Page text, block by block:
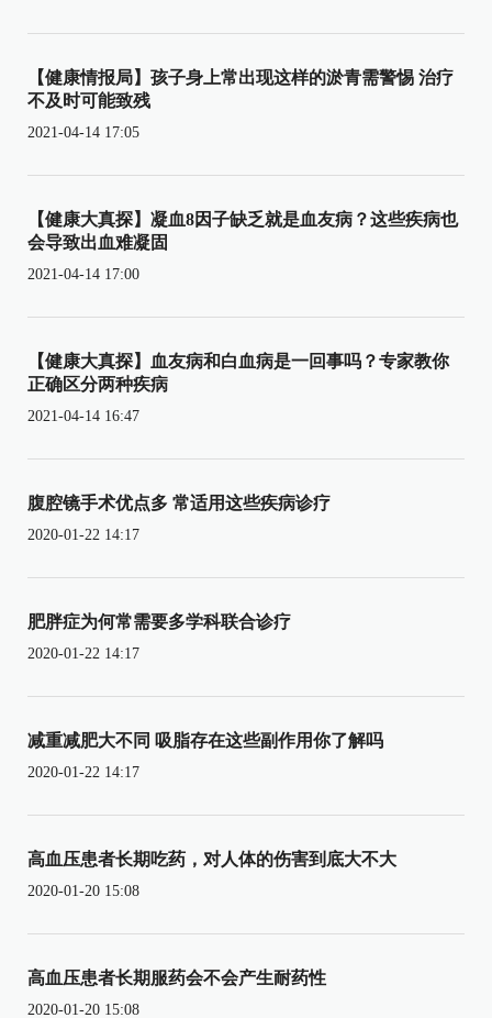
【健康情报局】孩子身上常出现这样的淤青需警惕 治疗
不及时可能致残
2021-04-14 17:05
【健康大真探】凝血8因子缺乏就是血友病？这些疾病也
会导致出血难凝固
2021-04-14 17:00
【健康大真探】血友病和白血病是一回事吗？专家教你
正确区分两种疾病
2021-04-14 16:47
腹腔镜手术优点多 常适用这些疾病诊疗
2020-01-22 14:17
肥胖症为何常需要多学科联合诊疗
2020-01-22 14:17
减重减肥大不同 吸脂存在这些副作用你了解吗
2020-01-22 14:17
高血压患者长期吃药，对人体的伤害到底大不大
2020-01-20 15:08
高血压患者长期服药会不会产生耐药性
2020-01-20 15:08